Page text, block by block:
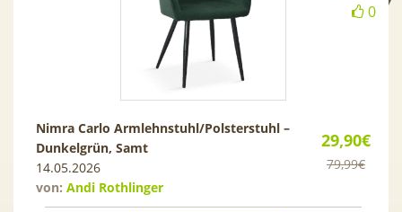
0
29,90€
79,99€
Nimra Carlo Armlehnstuhl/Polsterstuhl –
Dunkelgrün, Samt
14.05.2026
von: Andi Rothlinger